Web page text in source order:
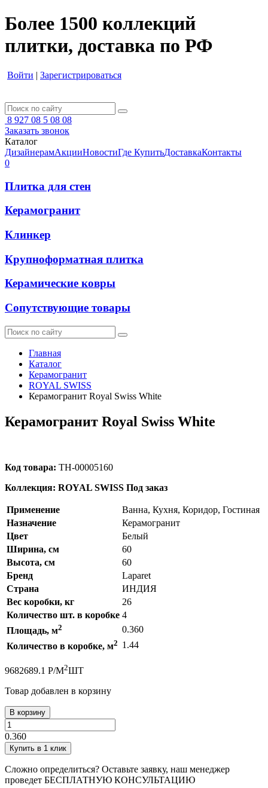
Более 1500 коллекций
плитки, доставка по РФ
Войти | Зарегистрироваться
8 927 08 5 08 08
Заказать звонок
Каталог
ДизайнерамАкцииНовостиГде КупитьДоставкаКонтакты
0
Плитка для стен
Керамогранит
Клинкер
Крупноформатная плитка
Керамические ковры
Сопутствующие товары
Главная
Каталог
Керамогранит
ROYAL SWISS
Керамогранит Royal Swiss White
Керамогранит Royal Swiss White
Код товара: ТН-00005160
Коллекция: ROYAL SWISS Под заказ
Применение
Ванна, Кухня, Коридор, Гостиная
Назначение
Керамогранит
Цвет
Белый
Ширина, см
60
Высота, см
60
Бренд
Laparet
Страна
ИНДИЯ
Вес коробки, кг
26
Количество шт. в коробке 4
Площадь, м2
0.360
Количество в коробке, м2 1.44
9682689.1 Р/М2ШТ
Товар добавлен в корзину
В корзину
0.360
Купить в 1 клик
Сложно определиться? Оставьте заявку, наш менеджер
проведет БЕСПЛАТНУЮ КОНСУЛЬТАЦИЮ